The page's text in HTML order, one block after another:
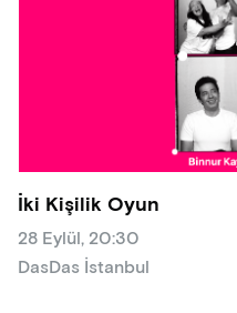
İki Kişilik Oyun
28 Eylül, 20:30
DasDas İstanbul